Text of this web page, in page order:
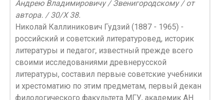
Андрею Владимировичу / Звенигородскому / от
автора. / 30/X 38.
Николай Каллиникович Гудзий (1887 - 1965) -
российский и советский литературовед, историк
литературы и педагог, известный прежде всего
своими исследованиями древнерусской
литературы, составил первые советские учебники
и хрестоматию по этим предметам, первый декан
филологического факультета МГУ, академик АН